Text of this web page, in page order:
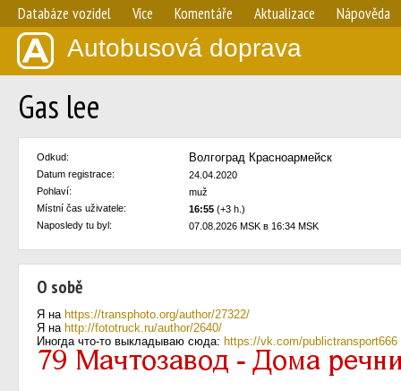
Databáze vozidel Více Komentáře Aktualizace Nápověda
Autobusová doprava
Gas lee
Odkud: Волгоград Красноармейск
Datum registrace:
24.04.2020
Pohlaví:
muž
Místní čas uživatele:
16:55 (+3 h.)
Naposledy tu byl:
07.08.2026 MSK в 16:34 MSK
O sobě
Я на https://transphoto.org/author/27322/
Я на http://fototruck.ru/author/2640/
Иногда что-то выкладываю сюда: https://vk.com/publictransport666